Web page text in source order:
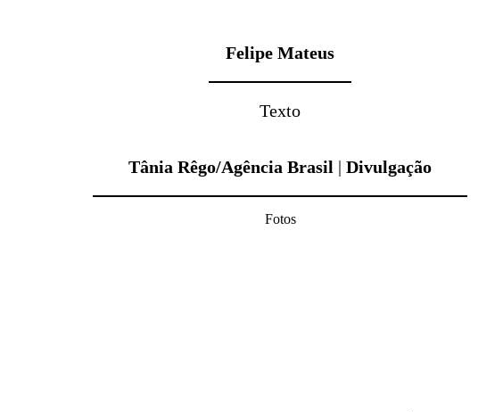
Felipe Mateus
Texto
Tânia Rêgo/Agência Brasil | Divulgação
Fotos